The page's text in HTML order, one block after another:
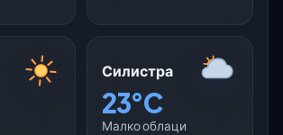
Силистра
23°C
Малко облаци